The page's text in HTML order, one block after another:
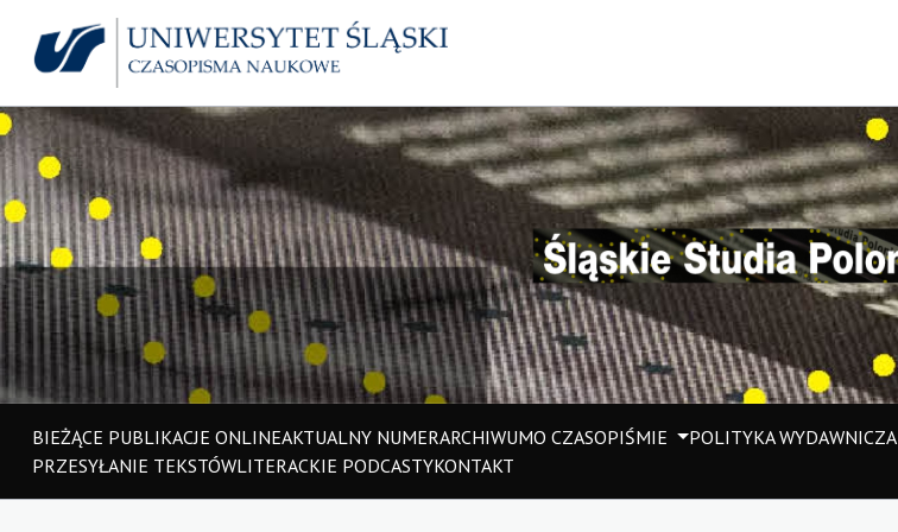
BIEŻĄCE PUBLIKACJE ONLINEAKTUALNY NUMERARCHIWUMO CZASOPIŚMIE POLITYKA WYDAWNICZA
PRZESYŁANIE TEKSTÓWLITERACKIE PODCASTYKONTAKT